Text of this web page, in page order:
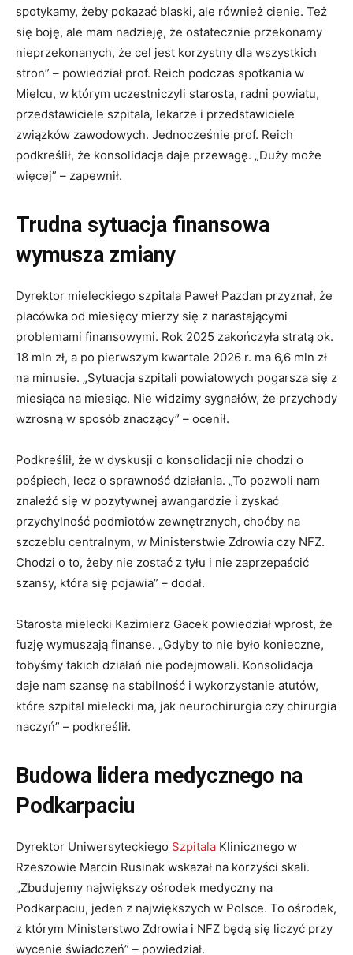
spotykamy, żeby pokazać blaski, ale również cienie. Też
się boję, ale mam nadzieję, że ostatecznie przekonamy
nieprzekonanych, że cel jest korzystny dla wszystkich
stron” – powiedział prof. Reich podczas spotkania w
Mielcu, w którym uczestniczyli starosta, radni powiatu,
przedstawiciele szpitala, lekarze i przedstawiciele
związków zawodowych. Jednocześnie prof. Reich
podkreślił, że konsolidacja daje przewagę. „Duży może
więcej” – zapewnił.
Trudna sytuacja finansowa
wymusza zmiany
Dyrektor mieleckiego szpitala Paweł Pazdan przyznał, że
placówka od miesięcy mierzy się z narastającymi
problemami finansowymi. Rok 2025 zakończyła stratą ok.
18 mln zł, a po pierwszym kwartale 2026 r. ma 6,6 mln zł
na minusie. „Sytuacja szpitali powiatowych pogarsza się z
miesiąca na miesiąc. Nie widzimy sygnałów, że przychody
wzrosną w sposób znaczący” – ocenił.
Podkreślił, że w dyskusji o konsolidacji nie chodzi o
pośpiech, lecz o sprawność działania. „To pozwoli nam
znaleźć się w pozytywnej awangardzie i zyskać
przychylność podmiotów zewnętrznych, choćby na
szczeblu centralnym, w Ministerstwie Zdrowia czy NFZ.
Chodzi o to, żeby nie zostać z tyłu i nie zaprzepaścić
szansy, która się pojawia” – dodał.
Starosta mielecki Kazimierz Gacek powiedział wprost, że
fuzję wymuszają finanse. „Gdyby to nie było konieczne,
tobyśmy takich działań nie podejmowali. Konsolidacja
daje nam szansę na stabilność i wykorzystanie atutów,
które szpital mielecki ma, jak neurochirurgia czy chirurgia
naczyń” – podkreślił.
Budowa lidera medycznego na
Podkarpaciu
Dyrektor Uniwersyteckiego Szpitala Klinicznego w
Rzeszowie Marcin Rusinak wskazał na korzyści skali.
„Zbudujemy największy ośrodek medyczny na
Podkarpaciu, jeden z największych w Polsce. To ośrodek,
z którym Ministerstwo Zdrowia i NFZ będą się liczyć przy
wycenie świadczeń” – powiedział.